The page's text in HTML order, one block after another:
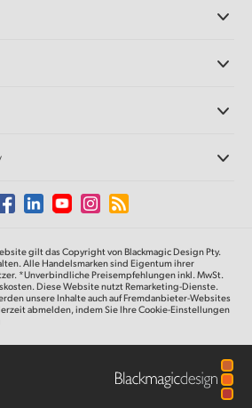
Software
aus
gilt das Copyright von Blackmagic Design Pty.
Alle Handelsmarken sind Eigentum ihrer
*Unverbindliche Preisempfehlungen inkl. MwSt.
Diese Website nutzt Remarketing-Dienste.
unsere Inhalte auch auf Fremdanbieter-Websites
abmelden, indem Sie Ihre Cookie-Einstellungen